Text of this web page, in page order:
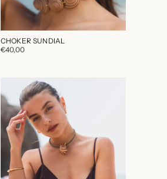
CHOKER SUNDIAL
€40,00